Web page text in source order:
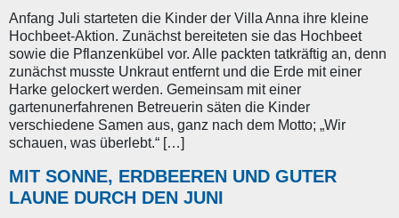
Anfang Juli starteten die Kinder der Villa Anna ihre kleine
Hochbeet-Aktion. Zunächst bereiteten sie das Hochbeet
sowie die Pflanzenkübel vor. Alle packten tatkräftig an, denn
zunächst musste Unkraut entfernt und die Erde mit einer
Harke gelockert werden. Gemeinsam mit einer
gartenunerfahrenen Betreuerin säten die Kinder
verschiedene Samen aus, ganz nach dem Motto; „Wir
schauen, was überlebt.“ […]
MIT SONNE, ERDBEEREN UND GUTER
LAUNE DURCH DEN JUNI